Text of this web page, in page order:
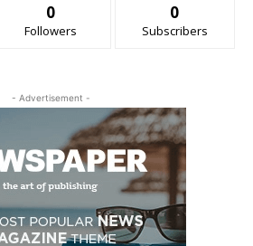
0
Followers
0
Subscribers
- Advertisement -